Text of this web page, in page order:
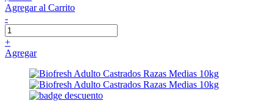
Agregar al Carrito
-
+
Agregar